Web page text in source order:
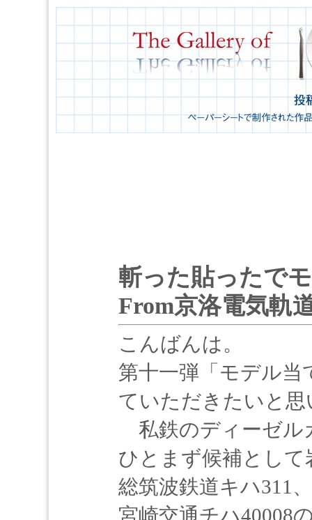
斬った貼ったで
From京洛電気軌
こんばんは。
第十一弾「モデル
ていただきたいと思
私鉄のディーゼル
ひとまず候補として
総筑波鉄道キハ311、
宮崎交通チハ40008